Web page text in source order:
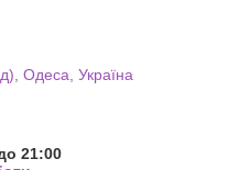
Одеса, Україна
21:00